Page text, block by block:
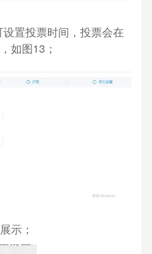
设置投票时间，投票会在
如图13；
示；